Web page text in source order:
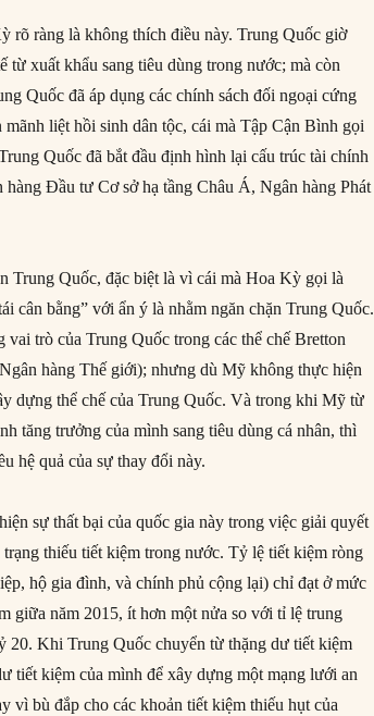
rõ ràng là không thích điều này. Trung Quốc giờ
từ xuất khẩu sang tiêu dùng trong nước; mà còn
Quốc đã áp dụng các chính sách đối ngoại cứng
liệt hồi sinh dân tộc, cái mà Tập Cận Bình gọi
Quốc đã bắt đầu định hình lại cấu trúc tài chính
Đầu tư Cơ sở hạ tầng Châu Á, Ngân hàng Phát
Trung Quốc, đặc biệt là vì cái mà Hoa Kỳ gọi là
cân bằng” với ẩn ý là nhằm ngăn chặn Trung Quốc.
trò của Trung Quốc trong các thể chế Bretton
hàng Thế giới); nhưng dù Mỹ không thực hiện
dựng thể chế của Trung Quốc. Và trong khi Mỹ từ
tăng trưởng của mình sang tiêu dùng cá nhân, thì
hệ quả của sự thay đổi này.
sự thất bại của quốc gia này trong việc giải quyết
thiếu tiết kiệm trong nước. Tỷ lệ tiết kiệm ròng
hộ gia đình, và chính phủ cộng lại) chỉ đạt ở mức
giữa năm 2015, ít hơn một nửa so với tỉ lệ trung
20. Khi Trung Quốc chuyển từ thặng dư tiết kiệm
tiết kiệm của mình để xây dựng một mạng lưới an
vì bù đắp cho các khoản tiết kiệm thiếu hụt của